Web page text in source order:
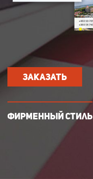
Заказать
Фирменный стиль